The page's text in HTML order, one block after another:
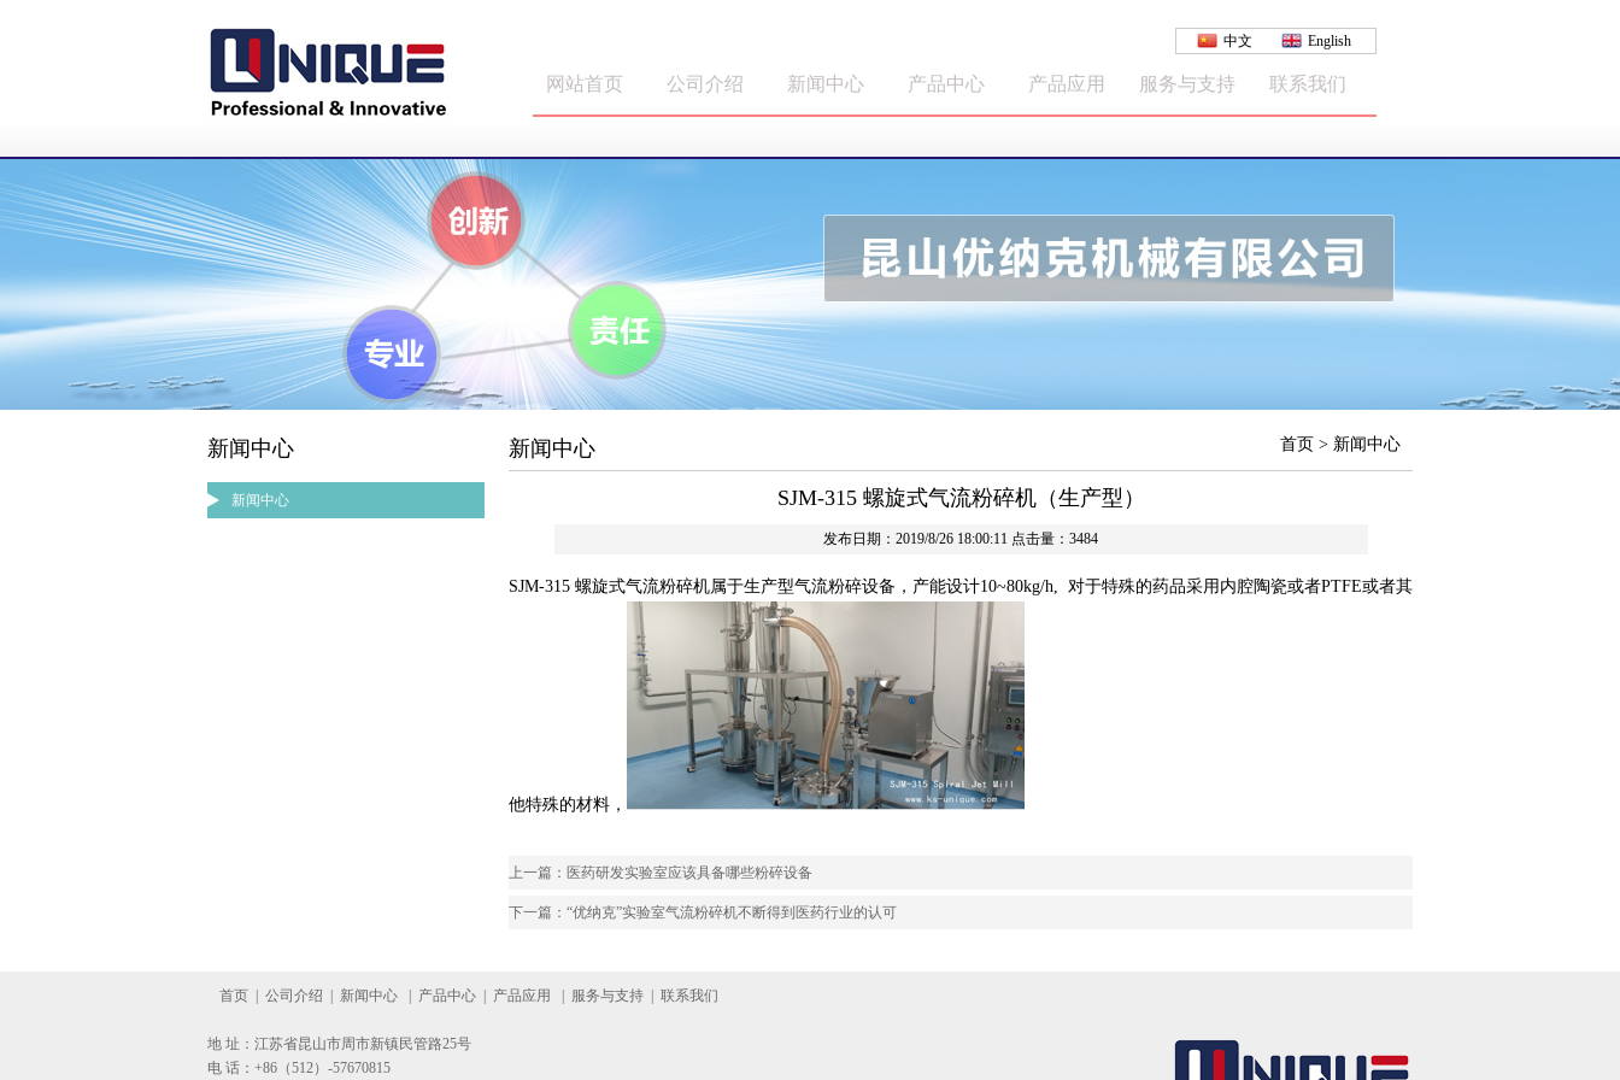
English
中文
网站首页 公司介绍 新闻中心 产品中心 产品应用 服务与支持 联系我们
新闻中心
新闻中心
新闻中心 首页 > 新闻中心
SJM-315 螺旋式气流粉碎机（生产型）
发布日期：2019/8/26 18:00:11 点击量：3484
SJM-315 螺旋式气流粉碎机属于生产型气流粉碎设备，产能设计10~80kg/h, 对于特殊的药品采用内腔陶瓷或者PTFE或者其
他特殊的材料，
上一篇： 医药研发实验室应该具备哪些粉碎设备
下一篇： “优纳克”实验室气流粉碎机不断得到医药行业的认可
首页 公司介绍 新闻中心 产品中心 产品应用 服务与支持 联系我们
地 址：江苏省昆山市周市新镇民管路25号
电 话：+86（512）-57670815